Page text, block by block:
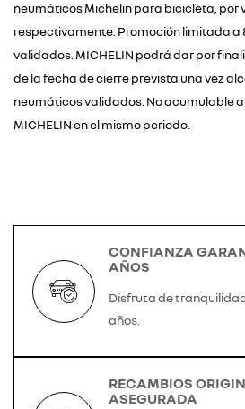
neumáticos Michelin para bicicleta, por
respectivamente. Promoción limitada
validados. MICHELIN podrá dar por
de la fecha de cierre prevista una vez
neumáticos validados. No acumulable
MICHELIN en el mismo periodo.
CONFIANZA
AÑOS
Disfruta de
años.
RECAMBIOS
ASEGURADA